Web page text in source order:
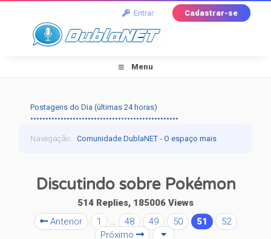
Entrar Cadastrar-se
Menu
Postagens do Dia (últimas 24 horas)
•••••••••••••••••••••••••••••••••••••••••••••••••
Navegação:Comunidade DublaNET - O espaço mais
Discutindo sobre Pokémon
514 Replies, 185006 Views
Anterior
1 … 48 49 50 51
52
Próximo